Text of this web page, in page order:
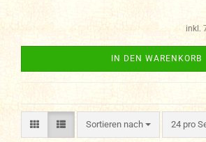
inkl.
IN DEN WARENKORB
Sortieren nach
Sortieren nach 24 pro
pro Seite